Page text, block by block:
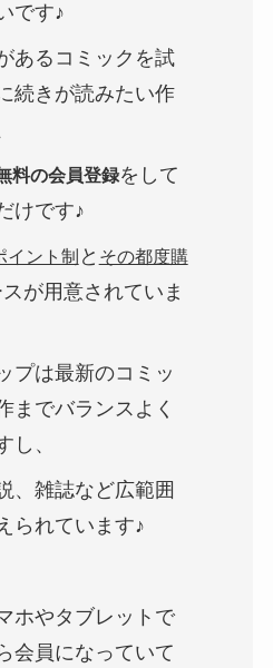
です♪
あるコミックを試
続きが読みたい作
料の会員登録をして
けです♪
イント制 と その都度購
が用意されていま
プは最新のコミッ
までバランスよく
し、
、雑誌など広範囲
られています♪
ホやタブレットで
会員になっていて